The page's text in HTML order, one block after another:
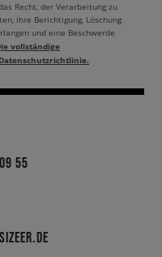
Recht, der Verarbeitung zu
ihre Berichtigung, Löschung
und eine Beschwerde
vollständige
55